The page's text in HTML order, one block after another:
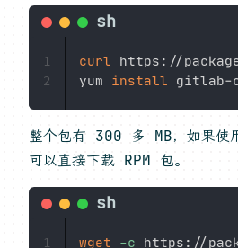
curl https://
yum install
1
2
整个包有 300 多 MB，如果使
可以直接下载 RPM 包。
wget -c
1